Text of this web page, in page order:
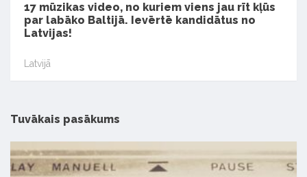
17 mūzikas video, no kuriem viens jau rīt kļūs
par labāko Baltijā. Ievērtē kandidātus no
Latvijas!
Latvijā
Tuvākais pasākums